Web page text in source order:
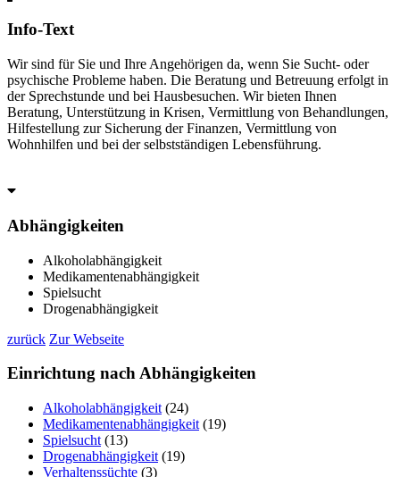
Info-Text
Wir sind für Sie und Ihre Angehörigen da, wenn Sie Sucht- oder
psychische Probleme haben. Die Beratung und Betreuung erfolgt in
der Sprechstunde und bei Hausbesuchen. Wir bieten Ihnen
Beratung, Unterstützung in Krisen, Vermittlung von Behandlungen,
Hilfestellung zur Sicherung der Finanzen, Vermittlung von
Wohnhilfen und bei der selbstständigen Lebensführung.
Abhängigkeiten
Alkoholabhängigkeit
Medikamentenabhängigkeit
Spielsucht
Drogenabhängigkeit
zurück Zur Webseite
Einrichtung nach Abhängigkeiten
Alkoholabhängigkeit (24)
Medikamentenabhängigkeit (19)
Spielsucht (13)
Drogenabhängigkeit (19)
Verhaltenssüchte (3)